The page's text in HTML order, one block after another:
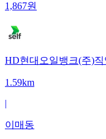
1,867원
HD현대오일뱅크(주)
1.59km
|
이매동